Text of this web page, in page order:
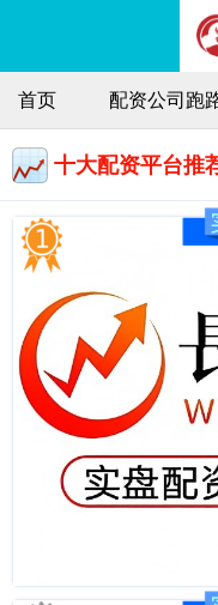
首页 配资公司跑
十大配资平台推